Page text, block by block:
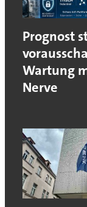
Prognost
Wartung
Nerve